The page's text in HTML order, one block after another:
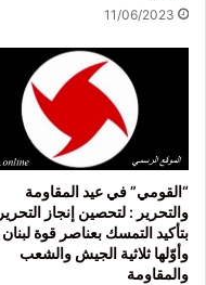
11/06/2023
“القومي” في عيد المقاومة
والتحرير : لتحصين إنجاز التحرير
بتأكيد التمسك بعناصر قوة لبنان
وأوّلها ثلاثية الجيش والشعب
والمقاومة